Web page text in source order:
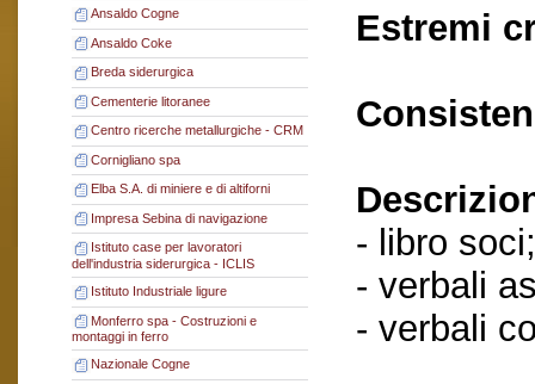
Ansaldo Cogne
Ansaldo Coke
Breda siderurgica
Cementerie litoranee
Centro ricerche metallurgiche - CRM
Cornigliano spa
Elba S.A. di miniere e di altiforni
Impresa Sebina di navigazione
Istituto case per lavoratori
dell'industria siderurgica - ICLIS
Istituto Industriale ligure
Monferro spa - Costruzioni e
montaggi in ferro
Nazionale Cogne
Estremi
- libro soci;
- verbali
- verbali